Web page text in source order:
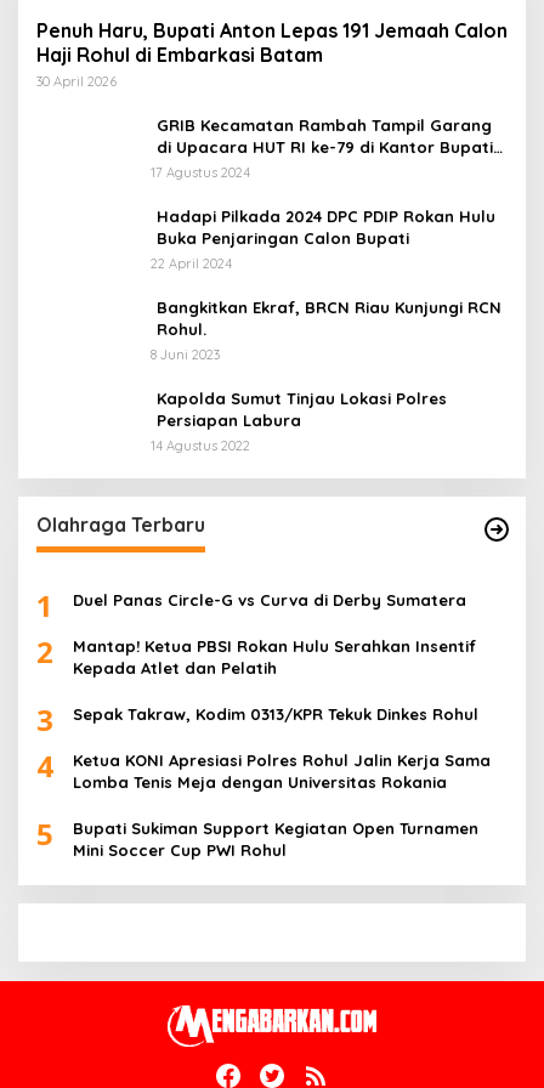
Penuh Haru, Bupati Anton Lepas 191 Jemaah Calon
Haji Rohul di Embarkasi Batam
30 April 2026
GRIB Kecamatan Rambah Tampil Garang
di Upacara HUT RI ke-79 di Kantor Bupati
Rokan Hulu!
17 Agustus 2024
Hadapi Pilkada 2024 DPC PDIP Rokan Hulu
Buka Penjaringan Calon Bupati
22 April 2024
Bangkitkan Ekraf, BRCN Riau Kunjungi RCN
Rohul.
8 Juni 2023
Kapolda Sumut Tinjau Lokasi Polres
Persiapan Labura
14 Agustus 2022
Olahraga Terbaru
1 Duel Panas Circle-G vs Curva di Derby Sumatera
2
Mantap! Ketua PBSI Rokan Hulu Serahkan Insentif
Kepada Atlet dan Pelatih
3 Sepak Takraw, Kodim 0313/KPR Tekuk Dinkes Rohul
4
Ketua KONI Apresiasi Polres Rohul Jalin Kerja Sama
Lomba Tenis Meja dengan Universitas Rokania
5
Bupati Sukiman Support Kegiatan Open Turnamen
Mini Soccer Cup PWI Rohul